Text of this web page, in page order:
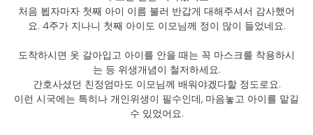
처음 뵙자마자 첫째 아이 이름 불러 반갑게 대해주셔서 감사했어
요. 4주가 지나니 첫째 아이도 이모님께 정이 많이 들었네요.
도착하시면 옷 갈아입고 아이를 안을 때는 꼭 마스크를 착용하시
는 등 위생개념이 철저하세요.
간호사셨던 친정엄마도 이모님께 배워야겠다할 정도로요.
이런 시국에는 특히나 개인위생이 필수인데, 마음놓고 아이를 맡길
수 있었어요.